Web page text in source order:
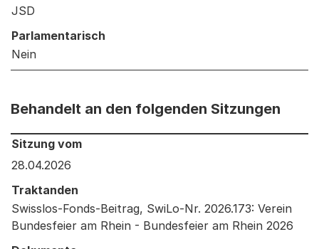
JSD
Parlamentarisch
Nein
Behandelt an den folgenden Sitzungen
Behandelt an den folgenden Sitzungen: Informationen
Sitzung vom
28.04.2026
Traktanden
Swisslos-Fonds-Beitrag, SwiLo-Nr. 2026.173: Verein
Bundesfeier am Rhein - Bundesfeier am Rhein 2026